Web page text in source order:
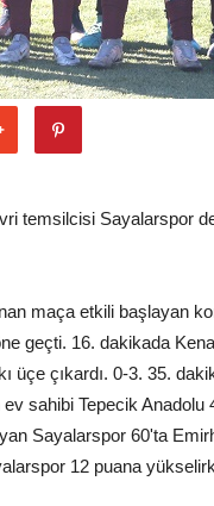
temsilcisi Sayalarspor
maça etkili başlayan
geçti. 16. dakikada
üçe çıkardı. 0-3. 35.
sahibi Tepecik Anadolu
Sayalarspor 60'ta
12 puana